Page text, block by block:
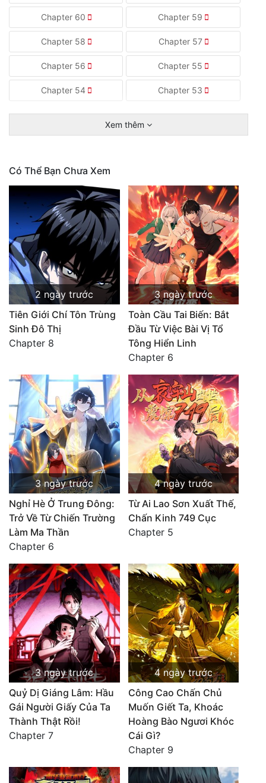
Chapter 60 Chapter 59
Chapter 58 Chapter 57
Chapter 56 Chapter 55
Chapter 54 Chapter 53
Xem thêm
Có Thể Bạn Chưa Xem
2 ngày trước
Tiên Giới Chí Tôn Trùng
Sinh Đô Thị
Chapter 8
3 ngày trước
Toàn Cầu Tai Biến: Bắt
Đầu Từ Việc Bài Vị Tổ
Tông Hiển Linh
Chapter 6
3 ngày trước
Nghỉ Hè Ở Trung Đông:
Trở Về Từ Chiến Trường
Làm Ma Thần
Chapter 6
4 ngày trước
Từ Ai Lao Sơn Xuất Thế,
Chấn Kinh 749 Cục
Chapter 5
3 ngày trước
Quỷ Dị Giáng Lâm: Hầu
Gái Người Giấy Của Ta
Thành Thật Rồi!
Chapter 7
4 ngày trước
Công Cao Chấn Chủ
Muốn Giết Ta, Khoác
Hoàng Bào Ngươi Khóc
Cái Gì?
Chapter 9